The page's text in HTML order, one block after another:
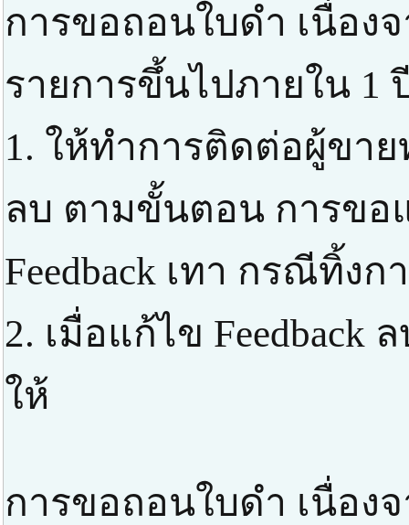
การขอถอนใบดำ เนื่อง
รายการขึ้นไปภายใน 1
1. ให้ทำการติดต่อผู้ขาย
ลบ ตามขั้นตอน การขอแ
Feedback เทา กรณีทิ้งก
2. เมื่อแก้ไข
ให้
การขอถอนใบดำ เนื่อง